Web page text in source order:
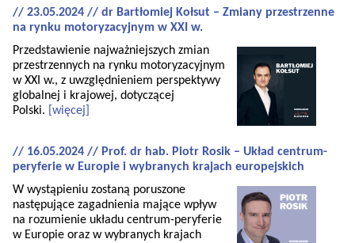
// 23.05.2024 // dr Bartłomiej Kołsut – Zmiany przestrzenne
na rynku motoryzacyjnym w XXI w.
Przedstawienie najważniejszych zmian
przestrzennych na rynku motoryzacyjnym
w XXI w., z uwzględnieniem perspektywy
globalnej i krajowej, dotyczącej
Polski.
[więcej]
// 16.05.2024 // Prof. dr hab. Piotr Rosik – Układ centrum-
peryferie w Europie i wybranych krajach europejskich
W wystąpieniu zostaną poruszone
następujące zagadnienia mające wpływ
na rozumienie układu centrum-peryferie
w Europie oraz w wybranych krajach